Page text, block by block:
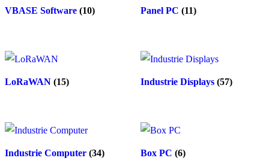
VBASE Software (10) Panel PC (11)
LoRaWAN (15) Industrie Displays (57)
Industrie Computer (34) Box PC (6)